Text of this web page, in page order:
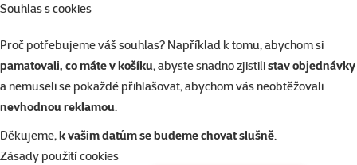
Souhlas s cookies
Proč potřebujeme váš souhlas? Například k tomu, abychom si
pamatovali, co máte v košíku, abyste snadno zjistilistav objednávky
a nemuseli se pokaždé přihlašovat, abychom vás neobtěžovali
nevhodnou reklamou.
Děkujeme,k vašim datům se budeme chovat slušně.
Zásady použití cookies
Praha Štěrboholy
NC Štěrboholy, Ústřední 391/2D, Praha Štěrboholy, 102 00,
Otevírací doba:
Po – Ne: 9:00 – 20:00